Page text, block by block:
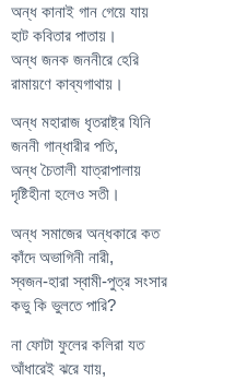
অন্ধ কানাই গান গেয়ে যায়
হাট কবিতার পাতায়।
অন্ধ জনক জননীরে হেরি
রামায়ণে কাব্যগাথায়।
অন্ধ মহারাজ ধৃতরাষ্ট্র যিনি
জননী গান্ধারীর পতি,
অন্ধ চৈতালী যাত্রাপালায়
দৃষ্টিহীনা হলেও সতী।
অন্ধ সমাজের অন্ধকারে কত
কাঁদে অভাগিনী নারী,
স্বজন-হারা স্বামী-পুত্র সংসার
কভু কি ভুলতে পারি?
না ফোটা ফুলের কলিরা যত
আঁধারেই ঝরে যায়,